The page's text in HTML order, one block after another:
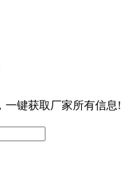
，一键获取厂家所有信息!